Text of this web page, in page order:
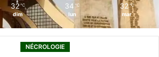
32 ℃
dim
34 ℃
lun
32 ℃
mar
NÉCROLOGIE